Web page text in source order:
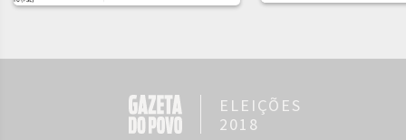
ELEIÇÕES
2018